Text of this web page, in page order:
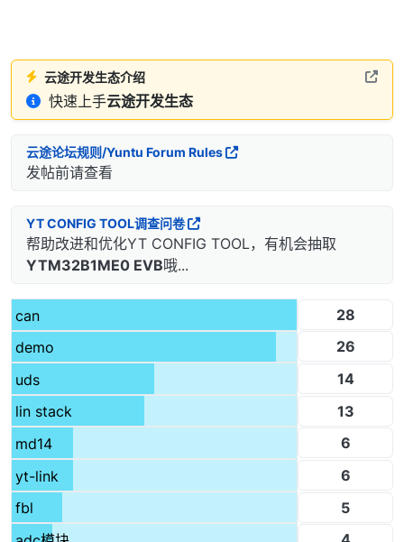
云途开发生态介绍
快速上手云途开发生态
云途论坛规则/Yuntu Forum Rules
发帖前请查看
YT CONFIG TOOL调查问卷
帮助改进和优化YT CONFIG TOOL，有机会抽取
YTM32B1ME0 EVB哦...
can
28
demo
26
uds
14
lin stack
13
md14
6
yt-link
6
fbl
5